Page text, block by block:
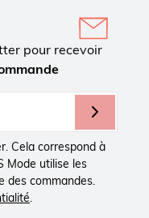
pour recevoir
Cela correspond à
Mode utilise les
des commandes.
.